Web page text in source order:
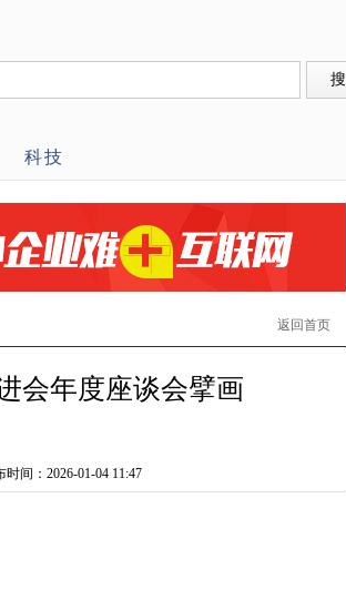
科技
返回首页
会年度座谈会擘画
时间：2026-01-04 11:47